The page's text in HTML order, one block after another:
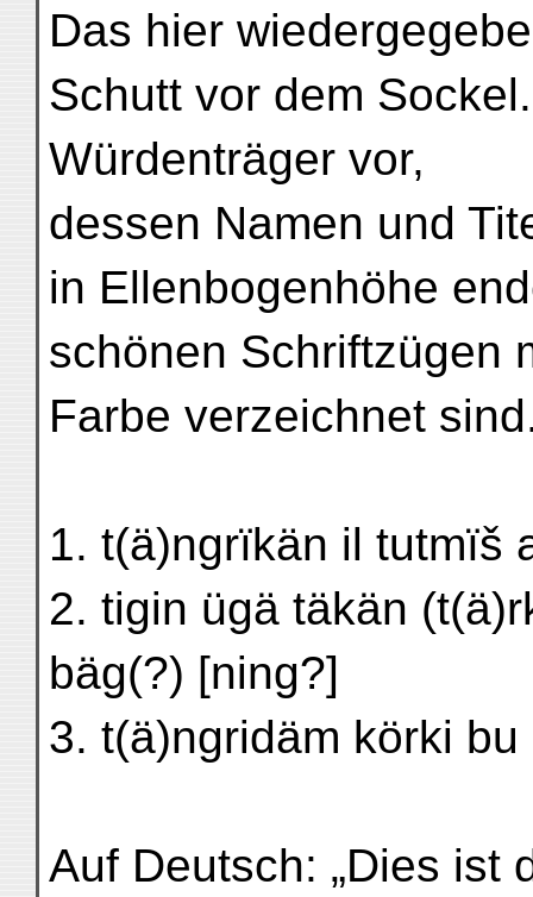
Das hier
Schutt vor dem
Würdenträger vor,
dessen Namen und
in Ellenbogenhöhe
schönen Schriftzügen
Farbe verzeichnet
1. t(ä)ngrïkän il tutmïš
2. tigin ügä täkän
bäg(?) [ning?]
3. t(ä)ngridäm körki bu
Auf Deutsch: „Dies ist